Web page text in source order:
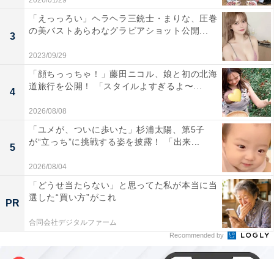
3
「えっっろい」ヘラヘラ三銃士・まりな、圧巻
の美バストあらわなグラビアショット公開...
2023/09/29
4
「顔ちっっちゃ！」藤田ニコル、娘と初の北海
道旅行を公開！ 「スタイルよすぎるよ〜...
2026/08/08
5
「ユメが、ついに歩いた」杉浦太陽、第5子
が“立っち”に挑戦する姿を披露！ 「出来...
2026/08/04
PR
「どうせ当たらない」と思ってた私が本当に当
選した“買い方”がこれ
合同会社デジタルファーム
Recommended by